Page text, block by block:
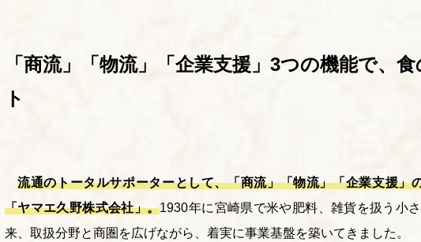
「商流」「物流」「企業支援」3つの機能で、
ト
流通のトータルサポーターとして、「商流」「物流」「企業支援」
「ヤマエ久野株式会社」。1930年に宮崎県で米や肥料、雑貨を扱う小
来、取扱分野と商圏を広げながら、着実に事業基盤を築いてきました。